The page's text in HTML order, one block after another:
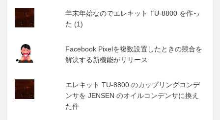
年末年始なのでエレキット TU-8800 を作っ
た (1)
Facebook Pixelを複数設置したときの競合を
解決する新機能がリリース
エレキット TU-8800 のカップリングコンデ
ンサを JENSEN のオイルコンデンサに換え
た件